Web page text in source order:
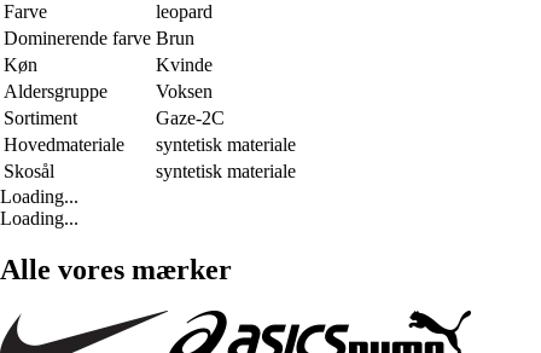
Farve
leopard
Dominerende farve Brun
Køn
Kvinde
Aldersgruppe
Voksen
Sortiment
Gaze-2C
Hovedmateriale
syntetisk materiale
Skosål
syntetisk materiale
Loading...
Loading...
Alle vores mærker